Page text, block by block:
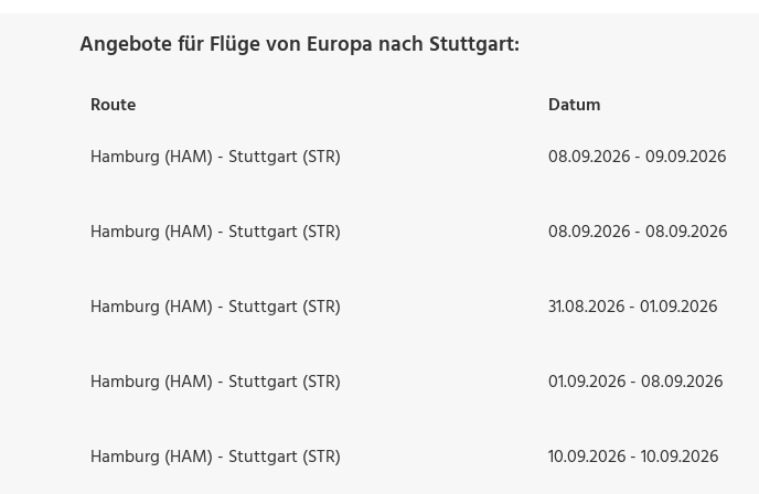
Angebote für Flüge von Europa nach Stuttgart:
Route Datum
Hamburg (HAM) - Stuttgart (STR)
08.09.2026 - 09.09.2026
Hamburg (HAM) - Stuttgart (STR) 08.09.2026 - 08.09.2026
Hamburg (HAM) - Stuttgart (STR) 31.08.2026 - 01.09.2026
Hamburg (HAM) - Stuttgart (STR) 01.09.2026 - 08.09.2026
Hamburg (HAM) - Stuttgart (STR) 10.09.2026 - 10.09.2026